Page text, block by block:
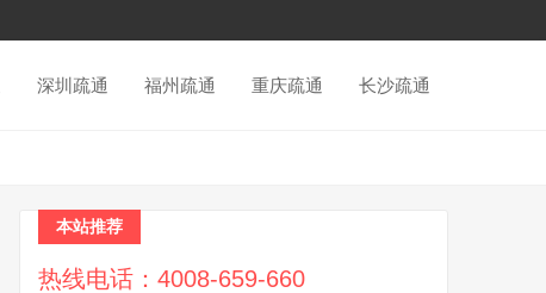
深圳疏通 福州疏通 重庆疏通 长沙疏通
本站推荐
热线电话：4008-659-660